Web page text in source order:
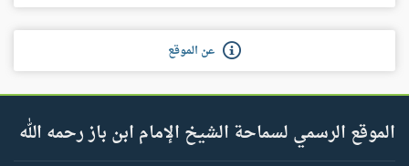
عن الموقع
الموقع الرسمي لسماحة الشيخ الإمام ابن باز رحمه الله